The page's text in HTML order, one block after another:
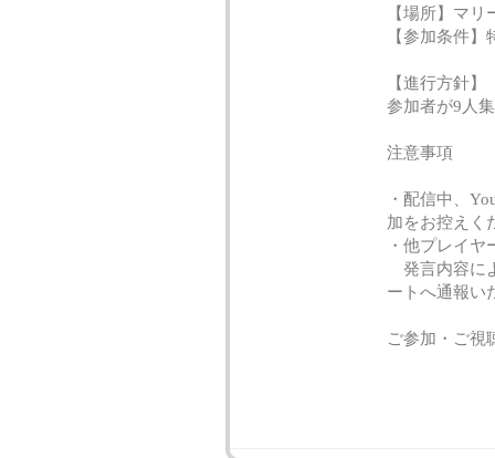
【場所】マ
【参加条件】
【進行方針】
参加者が9人
注意事項
・配信中、
加をお控えく
・他プレイ
発言内容に
ートへ通報い
ご参加・ご視